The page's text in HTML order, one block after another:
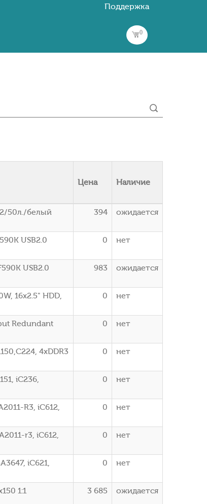
Поддержка
0
Цена Наличие
50л./белый
394 ожидается
USB2.0
0 нет
USB2.0
983 ожидается
16x2.5" HDD,
0 нет
Redundant
0 нет
4xDDR3
0 нет
iC236,
0 нет
R3, iC612,
0 нет
r3, iC612,
0 нет
iC621,
0 нет
1:1
3 685 ожидается